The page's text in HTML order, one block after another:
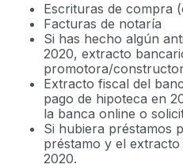
Escrituras de compra
Facturas de notaría
Si has hecho algún
2020, extracto
promotora/
Extracto fiscal del
pago de hipoteca en
la banca online o
Si hubiera préstamos
préstamo y el
2020.